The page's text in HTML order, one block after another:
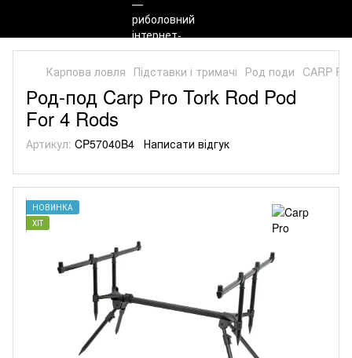
Карпова ловля Підставки і тримачі Род поди CARP
Род-под Carp Pro Tork Rod Pod
For 4 Rods
Артикул: CP57040B4 Написати відгук
НОВИНКА
ХІТ